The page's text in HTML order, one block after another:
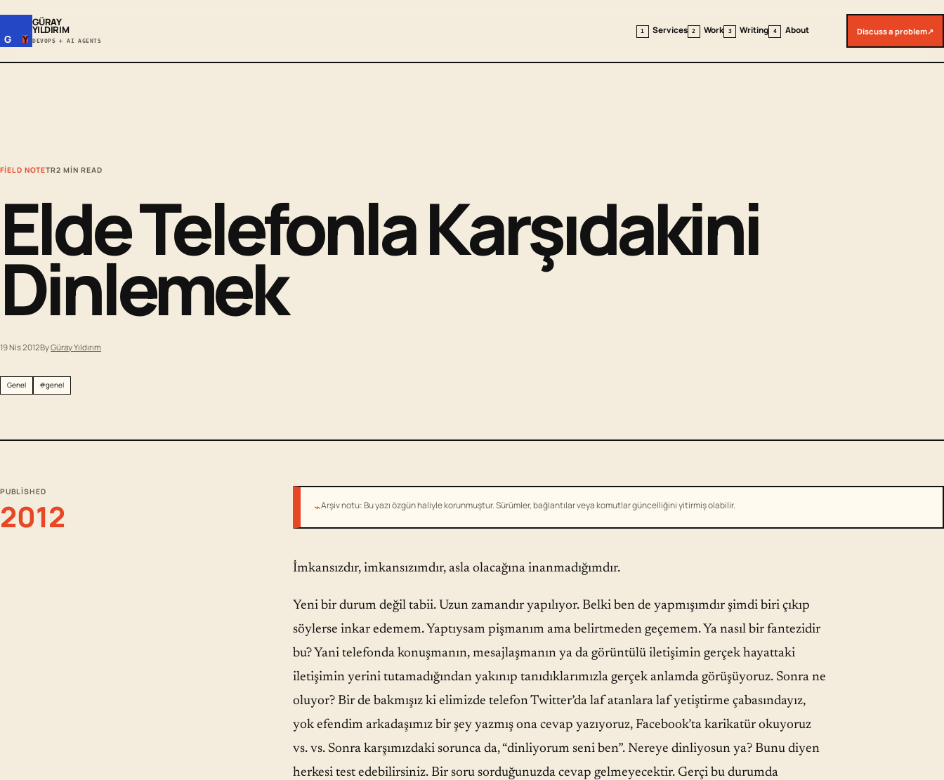
G Y
GÜRAY
YILDIRIM
DEVOPS + AI AGENTS
1 Services 2 Work 3 Writing 4 About Discuss a problem↗
FIELD NOTETR2 MIN READ
Elde Telefonla Karşıdakini
Dinlemek
19 Nis 2012ByGüray Yıldırım
Genel #genel
PUBLISHED
2012 ⌁Arşiv notu: Bu yazı özgün haliyle korunmuştur. Sürümler, bağlantılar veya komutlar güncelliğini yitirmiş olabilir.
İmkansızdır, imkansızımdır, asla olacağına inanmadığımdır.
Yeni bir durum değil tabii. Uzun zamandır yapılıyor. Belki ben de yapmışımdır şimdi biri çıkıp
söylerse inkar edemem. Yaptıysam pişmanım ama belirtmeden geçemem. Ya nasıl bir fantezidir
bu? Yani telefonda konuşmanın, mesajlaşmanın ya da görüntülü iletişimin gerçek hayattaki
iletişimin yerini tutamadığından yakınıp tanıdıklarımızla gerçek anlamda görüşüyoruz. Sonra ne
oluyor? Bir de bakmışız ki elimizde telefon Twitter’da laf atanlara laf yetiştirme çabasındayız,
yok efendim arkadaşımız bir şey yazmış ona cevap yazıyoruz, Facebook’ta karikatür okuyoruz
vs. vs. Sonra karşımızdaki sorunca da, “dinliyorum seni ben”. Nereye dinliyosun ya? Bunu diyen
herkesi test edebilirsiniz. Bir soru sorduğunuzda cevap gelmeyecektir. Gerçi bu durumda